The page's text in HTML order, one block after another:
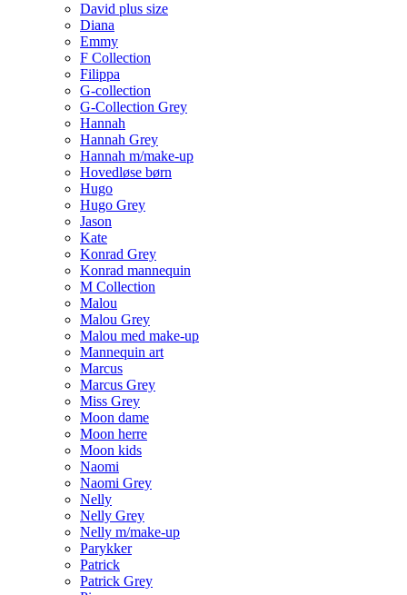
David plus size
Diana
Emmy
F Collection
Filippa
G-collection
G-Collection Grey
Hannah
Hannah Grey
Hannah m/make-up
Hovedløse børn
Hugo
Hugo Grey
Jason
Kate
Konrad Grey
Konrad mannequin
M Collection
Malou
Malou Grey
Malou med make-up
Mannequin art
Marcus
Marcus Grey
Miss Grey
Moon dame
Moon herre
Moon kids
Naomi
Naomi Grey
Nelly
Nelly Grey
Nelly m/make-up
Parykker
Patrick
Patrick Grey